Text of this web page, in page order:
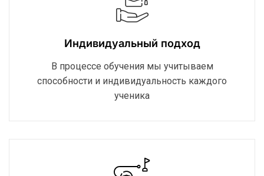
Индивидуальный подход
В процессе обучения мы учитываем
способности и индивидуальность каждого
ученика